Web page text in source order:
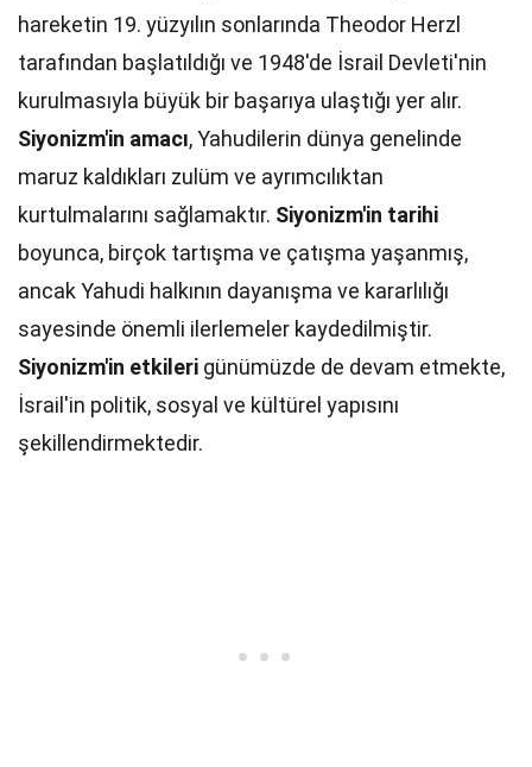
hareketin 19. yüzyılın sonlarında Theodor Herzl
tarafından başlatıldığı ve 1948'de İsrail Devleti'nin
kurulmasıyla büyük bir başarıya ulaştığı yer alır.
Siyonizm'in amacı, Yahudilerin dünya genelinde
maruz kaldıkları zulüm ve ayrımcılıktan
kurtulmalarını sağlamaktır. Siyonizm'in tarihi
boyunca, birçok tartışma ve çatışma yaşanmış,
ancak Yahudi halkının dayanışma ve kararlılığı
sayesinde önemli ilerlemeler kaydedilmiştir.
Siyonizm'in etkileri günümüzde de devam etmekte,
İsrail'in politik, sosyal ve kültürel yapısını
şekillendirmektedir.